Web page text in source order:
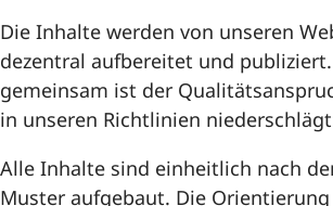
Transformationsprojekte
CC Digitale Verwaltung
Die Inhalte werden von unseren
dezentral aufbereitet und
gemeinsam ist der
in unseren Richtlinien
Alle Inhalte sind einheitlich nach
Muster aufgebaut. Die